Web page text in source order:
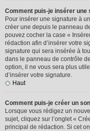
Comment puis-je insérer une
Pour insérer une signature à
créer une depuis le panneau
pouvez cocher la case «
rédaction afin d’insérer votre
signature qui sera insérée à
dans le panneau de contrôle
option, il ne vous sera plus
d’insérer votre signature.
Haut
Comment puis-je créer un
Lorsque vous rédigez un
sujet, cliquez sur l’onglet «
principal de rédaction. Si cet